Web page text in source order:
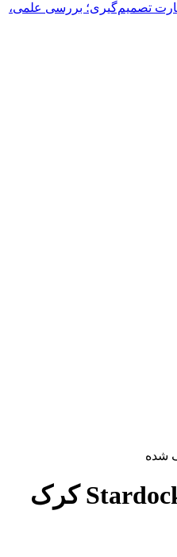
تصمیم‌گیری؛ بررسی علمی،
Stardock DeskScapes 10 کرک